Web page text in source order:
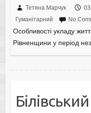
Тетяна Марчук
Гуманітарний
No
Особливості укладу
Рівненщини у період